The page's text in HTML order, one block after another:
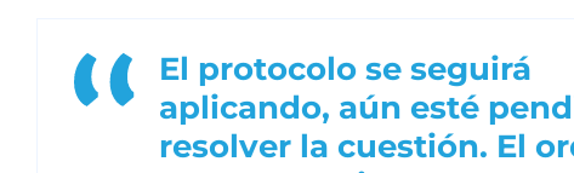
El protocolo se seguirá
aplicando, aún esté
resolver la cuestión. El